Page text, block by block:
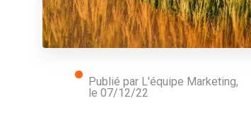
Publié par L'équipe Marketing,
le07/12/22